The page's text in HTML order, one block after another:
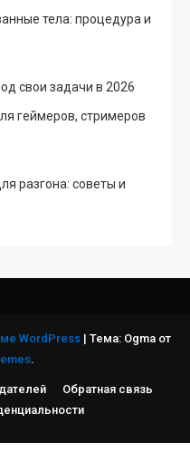
тела: процедура и
свои задачи в 2026
геймеров, стримеров
разгона: советы и
WordPress | Тема: Ogma от
.
Обратная связь